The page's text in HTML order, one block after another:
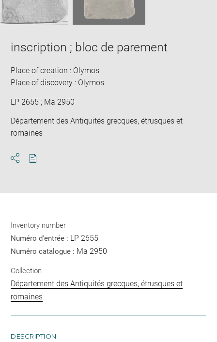
inscription ; bloc de parement
Place of creation : Olymos
Place of discovery : Olymos
LP 2655 ; Ma 2950
Département des Antiquités grecques, étrusques et
romaines
Inventory number
Numéro d'entrée : LP 2655
Numéro catalogue : Ma 2950
Collection
Département des Antiquités grecques, étrusques et
romaines
DESCRIPTION